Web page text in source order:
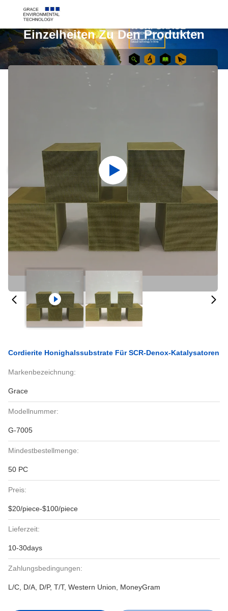
Einzelheiten Zu Den Produkten
Cordierite Honighalssubstrate Für SCR-Denox-Katalysatoren
Markenbezeichnung:
Grace
Modellnummer:
G-7005
Mindestbestellmenge:
50 PC
Preis:
$20/piece-$100/piece
Lieferzeit:
10-30days
Zahlungsbedingungen:
L/C, D/A, D/P, T/T, Western Union, MoneyGram